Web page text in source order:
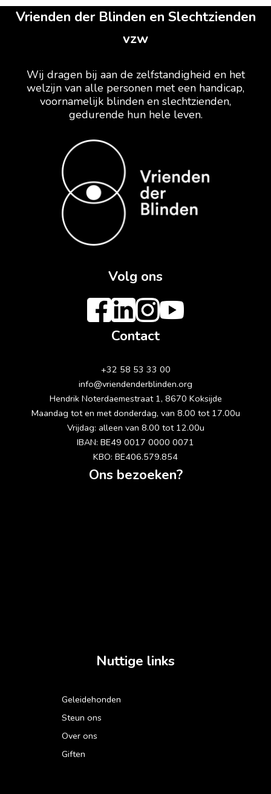
Vrienden der Blinden en Slechtzienden
vzw
Wij dragen bij aan de zelfstandigheid en het
welzijn van alle personen met een handicap,
voornamelijk blinden en slechtzienden,
gedurende hun hele leven.
Volg ons
Contact
+32 58 53 33 00
info@vriendenderblinden.org
Hendrik Noterdaemestraat 1, 8670 Koksijde
Maandag tot en met donderdag, van 8.00 tot 17.00u
Vrijdag: alleen van 8.00 tot 12.00u
IBAN: BE49 0017 0000 0071
KBO: BE406.579.854
Ons bezoeken?
Nuttige links
Geleidehonden
Steun ons
Over ons
Giften